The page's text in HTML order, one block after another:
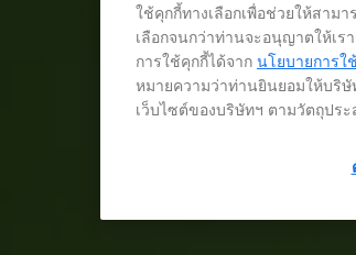
ใช้คุกกี้ทางเลือกเพื่อช่วยให้สาม
เลือกจนกว่าท่านจะอนุญาตให้เร
การใช้คุกกี้ได้จาก นโยบายการใ
หมายความว่าท่านยินยอมให้บริ
เว็บไซต์ของบริษัทฯ ตามวัตถุปร